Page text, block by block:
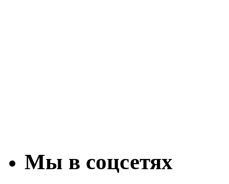
Мы в соцсетях